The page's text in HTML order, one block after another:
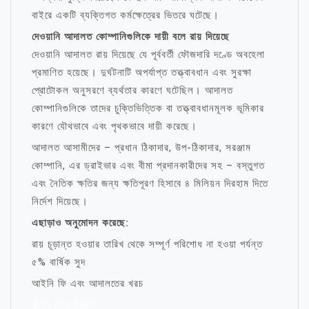
বাইরে একটি ব্যক্তিগত কর্মক্ষেত্রের ভিতরে ঘটেছে।
দেওয়ানি আদালত কোম্পানিগুলিকে দায়ী বলে রায় দিয়েছে
দেওয়ানি আদালত রায় দিয়েছে যে পূর্ববর্তী ফৌজদারি দণ্ডে অবহেলা
প্রমাণিত হয়েছে। দুর্ঘটনাটি অপর্যাপ্ত তত্ত্বাবধান এবং সুরক্ষা
প্রোটোকল অনুসরণে ব্যর্থতার কারণে ঘটেছিল। আদালত
কোম্পানিগুলিকে তাদের চুক্তিভিত্তিক বা তত্ত্বাবধানমূলক ভূমিকার
কারণে যৌথভাবে এবং পৃথকভাবে দায়ী করেছে।
আদালত আসামীদের – প্রধান ঠিকাদার, উপ-ঠিকাদার, সরঞ্জাম
কোম্পানি, এর ড্রাইভার এবং বীমা প্রদানকারীদের সহ – বস্তুগত
এবং নৈতিক ক্ষতির জন্য ক্ষতিপূরণ হিসাবে ৪ মিলিয়ন দিরহাম দিতে
নির্দেশ দিয়েছে।
এছাড়াও অনুমোদন করেছে:
রায় চূড়ান্ত হওয়ার তারিখ থেকে সম্পূর্ণ পরিশোধ না হওয়া পর্যন্ত
৫% বার্ষিক সুদ
আইনি ফি এবং আদালতের খরচ